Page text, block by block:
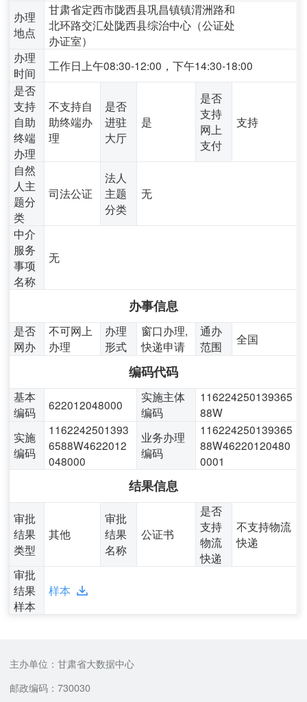
办理
地点
甘肃省定西市陇西县巩昌镇镇渭洲路和
北环路交汇处陇西县综治中心（公证处
办证室）
办理
时间
工作日上午08:30-12:00，下午14:30-18:00
是否
支持
自助
终端
办理
不支持自
助终端办
理
是否
进驻
大厅
是
是否
支持
网上
支付
支持
自然
人主
题分
类
司法公证
法人
主题
分类
无
中介
服务
事项
名称
无
办事信息
是否
网办
不可网上
办理
办理
形式
窗口办理,
快递申请
通办
范围
全国
编码代码
基本
编码
622012048000
实施主体
编码
116224250139365
88W
实施
编码
1162242501393
6588W4622012
048000
业务办理
编码
116224250139365
88W46220120480
0001
结果信息
审批
结果
类型
其他
审批
结果
名称
公证书
是否
支持
物流
快递
不支持物流
快递
审批
结果
样本
样本
主办单位：甘肃省大数据中心
邮政编码：730030